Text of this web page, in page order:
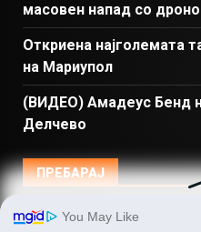
масовен напад со
Откриена најголемата
на Мариупол
(ВИДЕО) Амадеус Бенд
Делчево
ПРЕБАРАЈ